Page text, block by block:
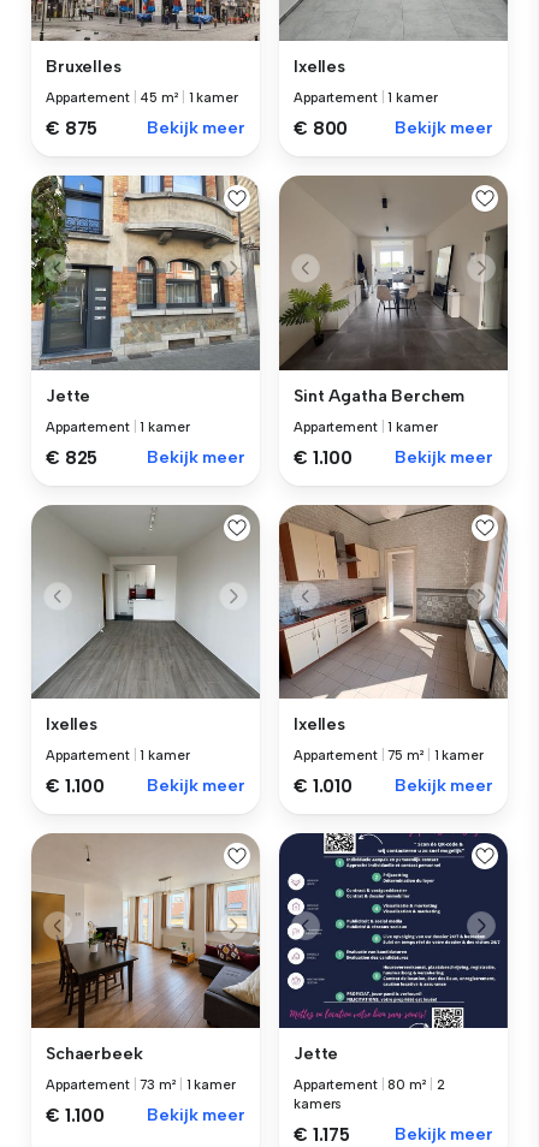
Bruxelles
Appartement 45 m² 1 kamer
€ 875 Bekijk meer
Ixelles
Appartement |1 kamer
€ 800 Bekijk meer
Jette
Appartement |1 kamer
€ 825 Bekijk meer
Sint Agatha Berchem
Appartement |1 kamer
€ 1.100 Bekijk meer
Ixelles
Appartement |1 kamer
€ 1.100 Bekijk meer
Ixelles
Appartement |75 m² 1 kamer
€ 1.010 Bekijk meer
Schaerbeek
Appartement |73 m² 1 kamer
€ 1.100 Bekijk meer
Jette
Appartement |80 m²
2
kamers
€ 1.175 Bekijk meer